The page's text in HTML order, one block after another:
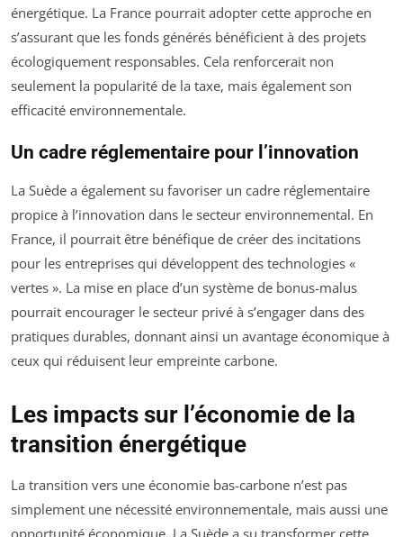
énergétique. La France pourrait adopter cette approche en
s’assurant que les fonds générés bénéficient à des projets
écologiquement responsables. Cela renforcerait non
seulement la popularité de la taxe, mais également son
efficacité environnementale.
Un cadre réglementaire pour l’innovation
La Suède a également su favoriser un cadre réglementaire
propice à l’innovation dans le secteur environnemental. En
France, il pourrait être bénéfique de créer des incitations
pour les entreprises qui développent des technologies «
vertes ». La mise en place d’un système de bonus-malus
pourrait encourager le secteur privé à s’engager dans des
pratiques durables, donnant ainsi un avantage économique à
ceux qui réduisent leur empreinte carbone.
Les impacts sur l’économie de la
transition énergétique
La transition vers une économie bas-carbone n’est pas
simplement une nécessité environnementale, mais aussi une
opportunité économique. La Suède a su transformer cette